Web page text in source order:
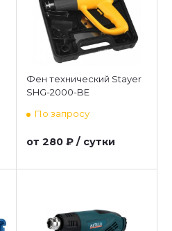
Фен технический Stayer
SHG-2000-BE
По запросу
от 280 ₽ / сутки